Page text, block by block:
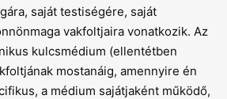
saját testiségére, saját
vakfoltjaira vonatkozik. Az
kulcsmédium (ellentétben
mostanáig, amennyire én
a médium sajátjaként működő,